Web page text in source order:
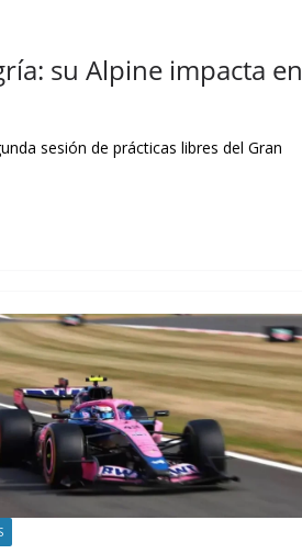
su Alpine impacta en
sesión de prácticas libres del Gran